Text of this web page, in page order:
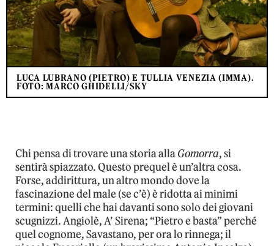
LUCA LUBRANO (PIETRO) E TULLIA VENEZIA (IMMA).
FOTO: MARCO GHIDELLI/SKY
Chi pensa di trovare una storia allaGomorra, si
sentirà spiazzato. Questo prequel è un’altra cosa.
Forse, addirittura, un altro mondo dove la
fascinazione del male (se c’è) è ridotta ai minimi
termini: quelli che hai davanti sono solo dei giovani
scugnizzi. Angiolè, A’ Sirena; “Pietro e basta” perché
quel cognome, Savastano, per ora lo rinnega; il